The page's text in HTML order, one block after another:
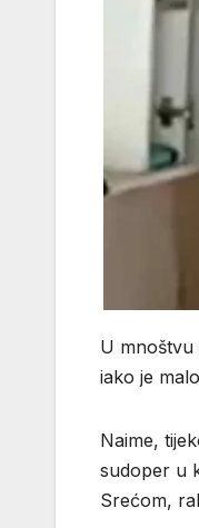
U mnoštvu
iako je
Naime,
sudoper u
Srećom,